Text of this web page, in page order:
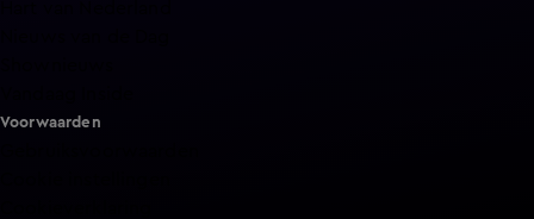
Voorwaarden